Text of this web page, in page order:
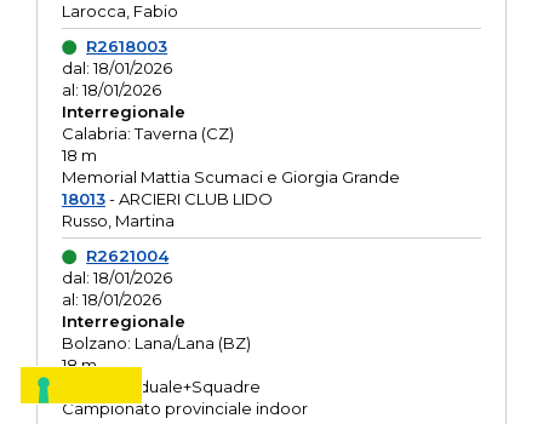
Larocca, Fabio
R2618003
dal: 18/01/2026
al: 18/01/2026
Interregionale
Calabria: Taverna (CZ)
18 m
Memorial Mattia Scumaci e Giorgia Grande
18013- ARCIERI CLUB LIDO
Russo, Martina
R2621004
dal: 18/01/2026
al: 18/01/2026
Interregionale
Bolzano: Lana/Lana (BZ)
18 m
O.R. Individuale+Squadre
Campionato provinciale indoor